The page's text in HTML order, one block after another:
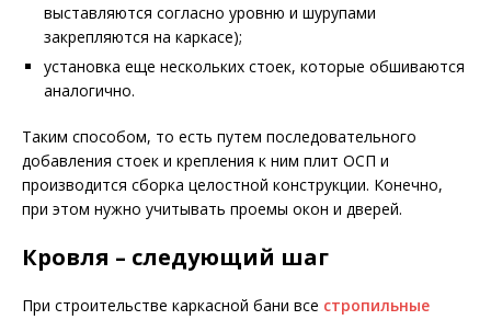
выставляются согласно уровню и шурупами
закрепляются на каркасе);
установка еще нескольких стоек, которые обшиваются
аналогично.
Таким способом, то есть путем последовательного
добавления стоек и крепления к ним плит ОСП и
производится сборка целостной конструкции. Конечно,
при этом нужно учитывать проемы окон и дверей.
Кровля – следующий шаг
При строительстве каркасной бани все стропильные